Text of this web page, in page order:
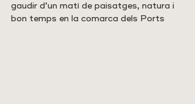
gaudir d’un matí de paisatges, natura i
bon temps en la comarca dels Ports